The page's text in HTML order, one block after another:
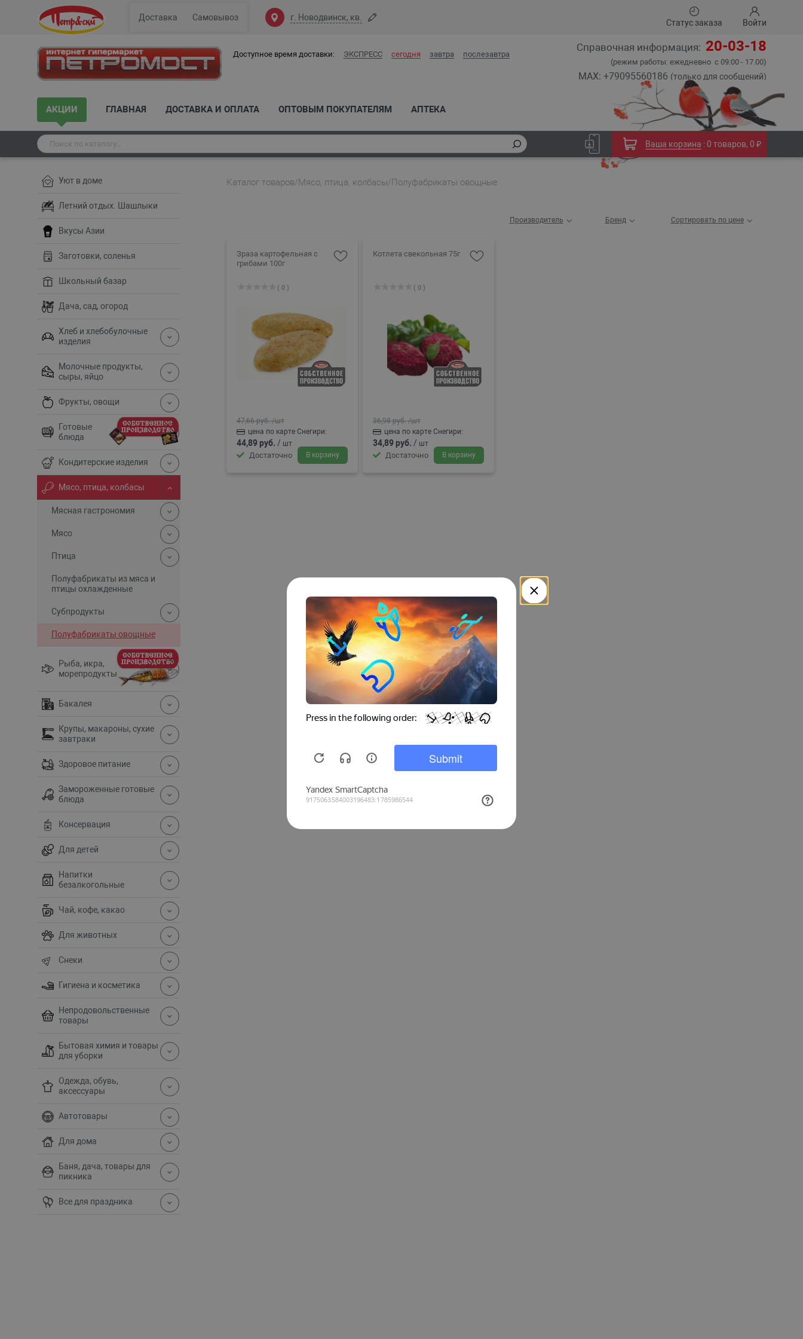
Доставка Самовывоз г. Новодвинск, кв.
Статус заказа Войти
Ваша корзина : 0 товаров, 0 ₽
Доступное время доставки: ЭКСПРЕСС сегодня завтра послезавтра
АКЦИИ ГЛАВНАЯ ДОСТАВКА И ОПЛАТА ОПТОВЫМ ПОКУПАТЕЛЯМ АПТЕКА
Справочная информация: 20-03-18
(режим работы: ежедневно с 09:00 - 17.00)
MAX: +79095560186 (только для сообщений)
Каталог товаров/Мясо, птица, колбасы/Полуфабрикаты овощные
Производитель Бренд Сортировать по цене
Зраза картофельная с
грибами 100г
( 0 )
47,66 руб. /шт
цена по карте Снегири:
44,89 руб. / шт
Достаточно В корзину
Котлета свекольная 75г
( 0 )
36,98 руб. /шт
цена по карте Снегири:
34,89 руб. / шт
Достаточно В корзину
Уют в доме
Летний отдых. Шашлыки
Вкусы Азии
Заготовки, соленья
Школьный базар
Дача, сад, огород
Хлеб и хлебобулочные
изделия
Молочные продукты,
сыры, яйцо
Фрукты, овощи
Готовые
блюда
Кондитерские изделия
Мясо, птица, колбасы
Мясная гастрономия
Мясо
Птица
Полуфабрикаты из мяса и
птицы охлажденные
Субпродукты
Полуфабрикаты овощные
Рыба, икра,
морепродукты
Бакалея
Крупы, макароны, сухие
завтраки
Здоровое питание
Замороженные готовые
блюда
Консервация
Для детей
Напитки
безалкогольные
Чай, кофе, какао
Для животных
Снеки
Гигиена и косметика
Непродовольственные
товары
Бытовая химия и товары
для уборки
Одежда, обувь,
аксессуары
Автотовары
Для дома
Баня, дача, товары для
пикника
Все для праздника